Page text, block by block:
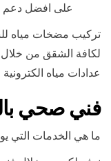
على افضل دعم
تركيب مضخات مياه
لكافة الشقق من
عدادات مياه
فني صحي
ما هي الخدمات التي